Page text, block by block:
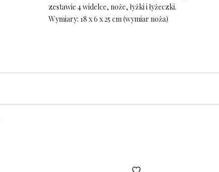
zestawie 4 widelce, noże, łyżki i łyżeczki.
Wymiary: 18 x 6 x 25 cm (wymiar noża)